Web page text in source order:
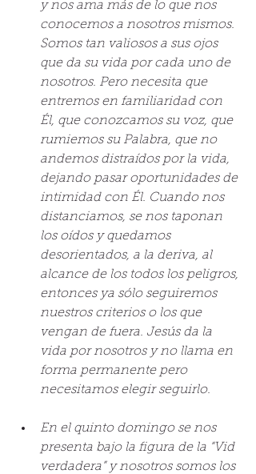
y nos ama más de lo que nos
conocemos a nosotros mismos.
Somos tan valiosos a sus ojos
que da su vida por cada uno de
nosotros. Pero necesita que
entremos en familiaridad con
Él, que conozcamos su voz, que
rumiemos su Palabra, que no
andemos distraídos por la vida,
dejando pasar oportunidades de
intimidad con Él. Cuando nos
distanciamos, se nos taponan
los oídos y quedamos
desorientados, a la deriva, al
alcance de los todos los peligros,
entonces ya sólo seguiremos
nuestros criterios o los que
vengan de fuera. Jesús da la
vida por nosotros y no llama en
forma permanente pero
necesitamos elegir seguirlo.
En el quinto domingo se nos
presenta bajo la figura de la “Vid
verdadera” y nosotros somos los